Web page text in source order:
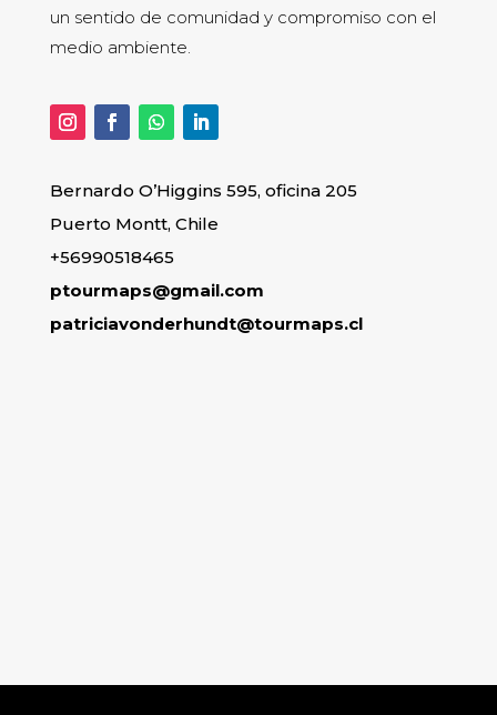
un sentido de comunidad y compromiso con el
medio ambiente.
Bernardo O’Higgins 595, oficina 205
Puerto Montt, Chile
+56990518465
ptourmaps@gmail.com
patriciavonderhundt@tourmaps.cl